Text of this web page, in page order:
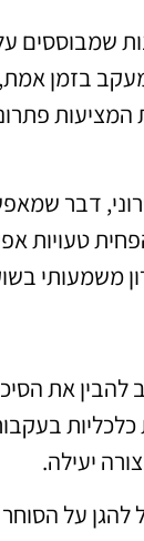
שמבוססים על
בזמן
המציעות
דבר
טעויות
משמעותי
את
כלכליות
יעילה.
להגן על